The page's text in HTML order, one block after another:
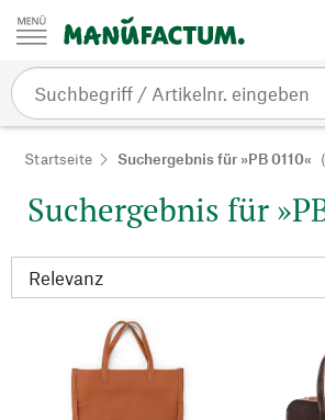
Zum Inhalt springen
Startseite Suchergebnis für »PB 0110«
Suchergebnis für